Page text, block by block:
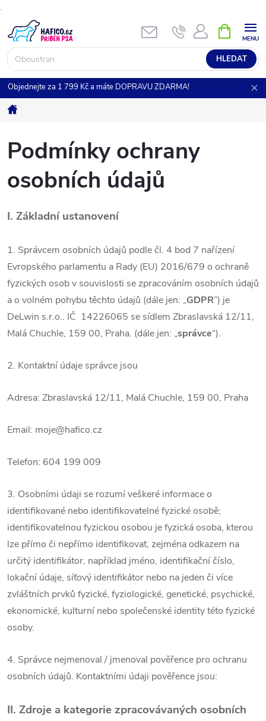
.
na
obsah
HLEDAT
NÁKUPNÍ
KOŠÍK
Objednejte za 1 799 Kč a máte DOPRAVU ZDARMA!
Domů
Podmínky ochrany
osobních údajů
I. Základní ustanovení
1. Správcem osobních údajů podle čl. 4 bod 7 nařízení
Evropského parlamentu a Rady (EU) 2016/679 o ochraně
fyzických osob v souvislosti se zpracováním osobních údajů
a o volném pohybu těchto údajů (dále jen: „GDPR”) je
DeLwin s.r.o.. IČ 14226065 se sídlem Zbraslavská 12/11,
Malá Chuchle, 159 00, Praha. (dále jen: „správce“).
2. Kontaktní údaje správce jsou
Adresa: Zbraslavská 12/11, Malá Chuchle, 159 00, Praha
Email: moje@hafico.cz
Telefon: 604 199 009
3. Osobními údaji se rozumí veškeré informace o
identifikované nebo identifikovatelné fyzické osobě;
identifikovatelnou fyzickou osobou je fyzická osoba, kterou
lze přímo či nepřímo identifikovat, zejména odkazem na
určitý identifikátor, například jméno, identifikační číslo,
lokační údaje, síťový identifikátor nebo na jeden či více
zvláštních prvků fyzické, fyziologické, genetické, psychické,
ekonomické, kulturní nebo společenské identity této fyzické
osoby.
4. Správce nejmenoval / jmenoval pověřence pro ochranu
osobních údajů. Kontaktními údaji pověřence jsou:
II. Zdroje a kategorie zpracovávaných osobních